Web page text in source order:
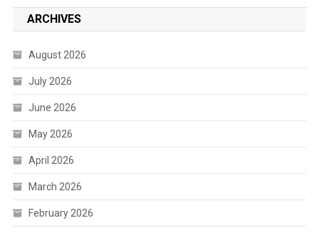
ARCHIVES
August 2026
July 2026
June 2026
May 2026
April 2026
March 2026
February 2026